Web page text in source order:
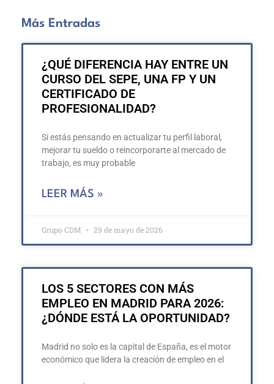
Más Entradas
¿QUÉ DIFERENCIA HAY ENTRE UN
CURSO DEL SEPE, UNA FP Y UN
CERTIFICADO DE
PROFESIONALIDAD?
Si estás pensando en actualizar tu perfil laboral,
mejorar tu sueldo o reincorporarte al mercado de
trabajo, es muy probable
LEER MÁS »
Grupo CDM 29 de mayo de 2026
LOS 5 SECTORES CON MÁS
EMPLEO EN MADRID PARA 2026:
¿DÓNDE ESTÁ LA OPORTUNIDAD?
Madrid no solo es la capital de España, es el motor
económico que lidera la creación de empleo en el